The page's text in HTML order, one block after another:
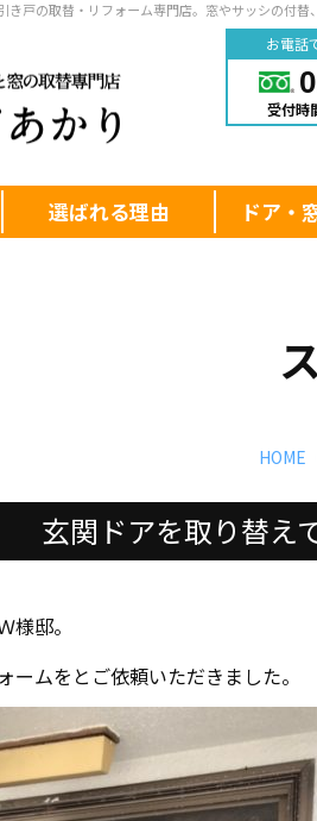
き戸の取替・リフォーム専門店。窓やサッシの付
お電話
受付
選ばれる理由 ドア・
HOME
玄関ドアを取り替え
様邸。
ームをとご依頼いただきました。